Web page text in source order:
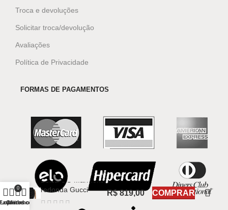
Troca e devoluções
Solicitar troca/devolução
Avaliações
Política de Privacidade
FORMAS DE PAGAMENTOS
Bolsa GG Marmont
redonda Gucci
R$819,00 COMPRAR
Loja
0
Carrinho
Minha conta